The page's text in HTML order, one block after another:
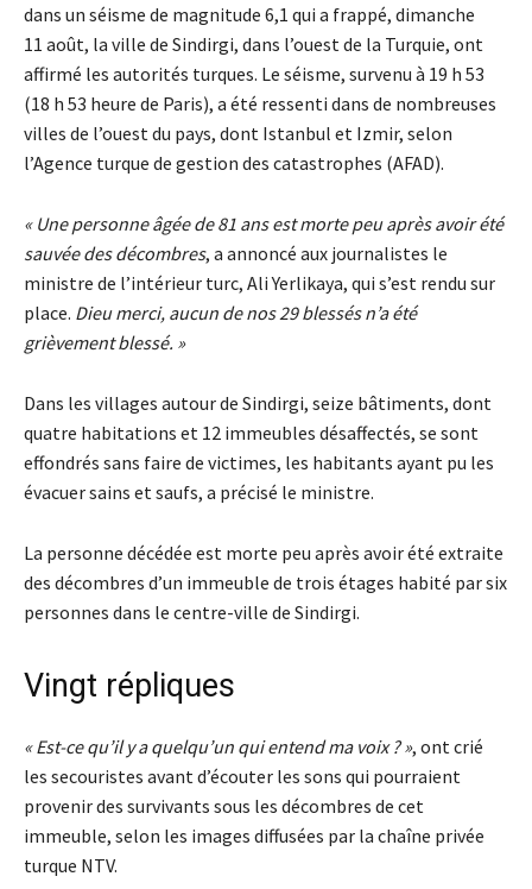
dans un séisme de magnitude 6,1 qui a frappé, dimanche
11 août, la ville de Sindirgi, dans l’ouest de la Turquie, ont
affirmé les autorités turques. Le séisme, survenu à 19 h 53
(18 h 53 heure de Paris), a été ressenti dans de nombreuses
villes de l’ouest du pays, dont Istanbul et Izmir, selon
l’Agence turque de gestion des catastrophes (AFAD).
« Une personne âgée de 81 ans est morte peu après avoir été
sauvée des décombres, a annoncé aux journalistes le
ministre de l’intérieur turc, Ali Yerlikaya, qui s’est rendu sur
place. Dieu merci, aucun de nos 29 blessés n’a été
grièvement blessé. »
Dans les villages autour de Sindirgi, seize bâtiments, dont
quatre habitations et 12 immeubles désaffectés, se sont
effondrés sans faire de victimes, les habitants ayant pu les
évacuer sains et saufs, a précisé le ministre.
La personne décédée est morte peu après avoir été extraite
des décombres d’un immeuble de trois étages habité par six
personnes dans le centre-ville de Sindirgi.
Vingt répliques
« Est-ce qu’il y a quelqu’un qui entend ma voix ? », ont crié
les secouristes avant d’écouter les sons qui pourraient
provenir des survivants sous les décombres de cet
immeuble, selon les images diffusées par la chaîne privée
turque NTV.